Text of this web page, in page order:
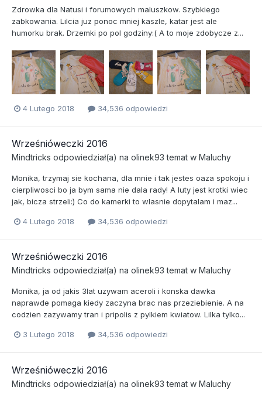
Zdrowka dla Natusi i forumowych maluszkow. Szybkiego
zabkowania. Lilcia juz ponoc mniej kaszle, katar jest ale
humorku brak. Drzemki po pol godziny:( A to moje zdobycze z...
4 Lutego 2018 34,536 odpowiedzi
Wrześnióweczki 2016
Mindtricks odpowiedział(a) na olinek93 temat w Maluchy
Monika, trzymaj sie kochana, dla mnie i tak jestes oaza spokoju i
cierpliwosci bo ja bym sama nie dala rady! A luty jest krotki wiec
jak, bicza strzeli:) Co do kamerki to wlasnie dopytalam i maz...
4 Lutego 2018 34,536 odpowiedzi
Wrześnióweczki 2016
Mindtricks odpowiedział(a) na olinek93 temat w Maluchy
Monika, ja od jakis 3lat uzywam aceroli i konska dawka
naprawde pomaga kiedy zaczyna brac nas przeziebienie. A na
codzien zazywamy tran i pripolis z pylkiem kwiatow. Lilka tylko...
3 Lutego 2018 34,536 odpowiedzi
Wrześnióweczki 2016
Mindtricks odpowiedział(a) na olinek93 temat w Maluchy